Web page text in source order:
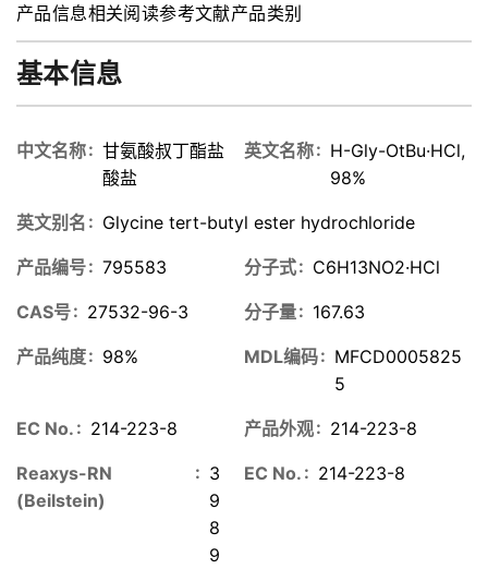
产品信息相关阅读参考文献产品类别
基本信息
中文名称
甘氨酸叔丁酯盐
酸盐
英文名称
H-Gly-OtBu·HCl,
98%
英文别名 Glycine tert-butyl ester hydrochloride
产品编号 795583 分子式 C6H13NO2·HCl
CAS号 27532-96-3 分子量 167.63
产品纯度 98% MDL编码
MFCD0005825
5
EC No. 214-223-8 产品外观 214-223-8
Reaxys-RN
(Beilstein)
3
9
8
9
EC No. 214-223-8